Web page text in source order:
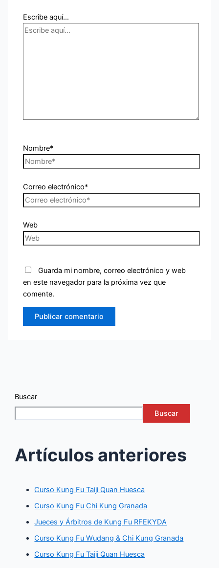
Escribe aquí...
Nombre*
Correo electrónico*
Web
Guarda mi nombre, correo electrónico y web
en este navegador para la próxima vez que
comente.
Buscar
Buscar
Artículos anteriores
Curso Kung Fu Taiji Quan Huesca
Curso Kung Fu Chi Kung Granada
Jueces y Árbitros de Kung Fu RFEKYDA
Curso Kung Fu Wudang & Chi Kung Granada
Curso Kung Fu Taiji Quan Huesca